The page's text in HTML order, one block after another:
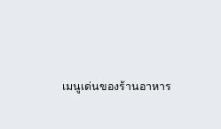
เมนูเด่นของร้านอาหาร